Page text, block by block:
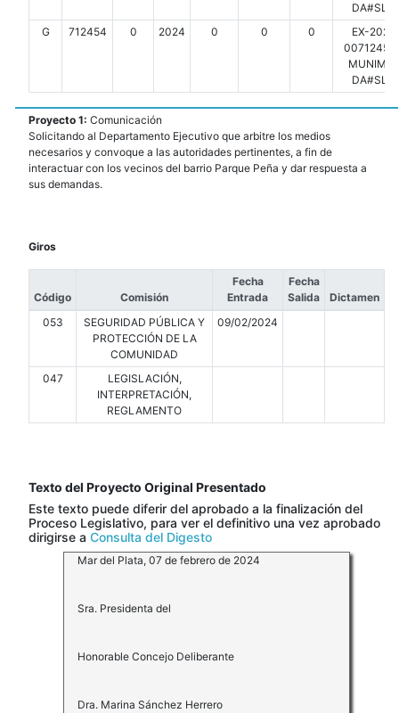
G
712454 0 2024 0 0 0
EX-
Proyecto 1: Comunicación
Solicitando al Departamento Ejecutivo que arbitre los medios
necesarios y convoque a las autoridades pertinentes, a fin de
interactuar con los vecinos del barrio Parque Peña y dar respuesta a
sus demandas.
Giros
Código Comisión
Fecha
Entrada
Fecha
Salida
Dictamen
053
SEGURIDAD PÚBLICA Y
PROTECCIÓN DE LA
COMUNIDAD
09/02/2024
047
LEGISLACIÓN,
INTERPRETACIÓN,
REGLAMENTO
Texto del Proyecto Original Presentado
Este texto puede diferir del aprobado a la finalización del
Proceso Legislativo, para ver el definitivo una vez aprobado
dirigirse a Consulta del Digesto
Mar del Plata, 07 de febrero de 2024
Sra. Presidenta del
Honorable Concejo Deliberante
Dra. Marina Sánchez Herrero